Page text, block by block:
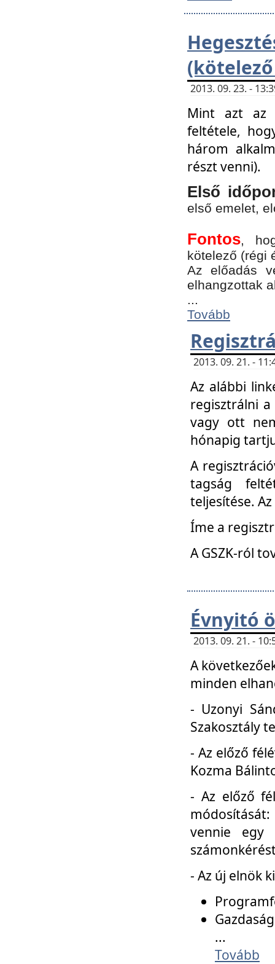
2013. 09. 23. -
Mint azt az
feltétele,
három
részt venni).
Első
első emelet,
Fontos,
kötelező (régi
Az előadás
elhangzottak
...
Tovább
2013. 09. 21. -
Az alábbi
regisztrálni
vagy ott
hónapig
A
tagság
teljesítése.
Íme a
A GSZK-ról
Évnyitó
2013. 09. 21. -
A
minden
- Uzonyi
Szakosztály
- Az előző
Kozma
- Az előző
vennie egy
- Az új elnök
...
Tovább